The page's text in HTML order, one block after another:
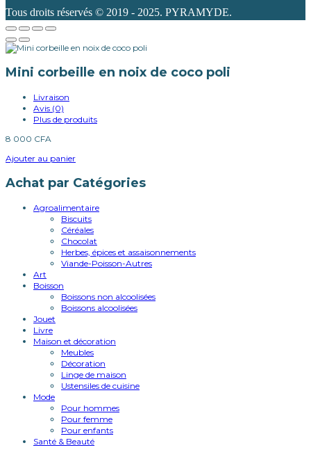
Tous droits réservés © 2019 - 2025. PYRAMYDE.
Mini corbeille en noix de coco poli
Livraison
Avis (0)
Plus de produits
8 000 CFA
Ajouter au panier
Achat par Catégories
Agroalimentaire
Biscuits
Céréales
Chocolat
Herbes, épices et assaisonnements
Viande-Poisson-Autres
Art
Boisson
Boissons non alcoolisées
Boissons alcoolisées
Jouet
Livre
Maison et décoration
Meubles
Décoration
Linge de maison
Ustensiles de cuisine
Mode
Pour hommes
Pour femme
Pour enfants
Santé & Beauté